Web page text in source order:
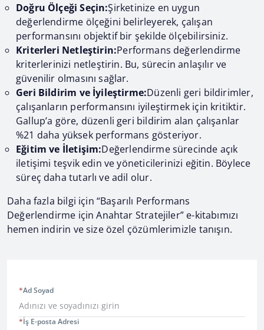
Doğru Ölçeği Seçin:Şirketinize en uygun
değerlendirme ölçeğini belirleyerek, çalışan
performansını objektif bir şekilde ölçebilirsiniz.
Kriterleri Netleştirin:Performans değerlendirme
kriterlerinizi netleştirin. Bu, sürecin anlaşılır ve
güvenilir olmasını sağlar.
Geri Bildirim ve İyileştirme:Düzenli geri bildirimler,
çalışanların performansını iyileştirmek için kritiktir.
Gallup’a göre, düzenli geri bildirim alan çalışanlar
%21 daha yüksek performans gösteriyor.
Eğitim ve İletişim:Değerlendirme sürecinde açık
iletişimi teşvik edin ve yöneticilerinizi eğitin. Böylece
süreç daha tutarlı ve adil olur.
Daha fazla bilgi için “Başarılı Performans
Değerlendirme için Anahtar Stratejiler” e-kitabımızı
hemen indirin ve size özel çözümlerimizle tanışın.
Ad Soyad
*
İş E-posta Adresi
*